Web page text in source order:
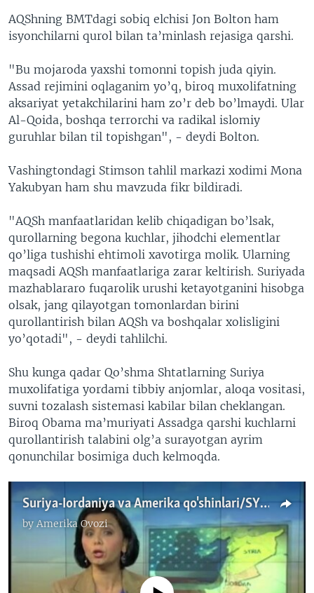
AQShning BMTdagi sobiq elchisi Jon Bolton ham
isyonchilarni qurol bilan ta’minlash rejasiga qarshi.
"Bu mojaroda yaxshi tomonni topish juda qiyin.
Assad rejimini oqlaganim yo’q, biroq muxolifatning
aksariyat yetakchilarini ham zo’r deb bo’lmaydi. Ular
Al-Qoida, boshqa terrorchi va radikal islomiy
guruhlar bilan til topishgan", - deydi Bolton.
Vashingtondagi Stimson tahlil markazi xodimi Mona
Yakubyan ham shu mavzuda fikr bildiradi.
"AQSh manfaatlaridan kelib chiqadigan bo’lsak,
qurollarning begona kuchlar, jihodchi elementlar
qo’liga tushishi ehtimoli xavotirga molik. Ularning
maqsadi AQSh manfaatlariga zarar keltirish. Suriyada
mazhablararo fuqarolik urushi ketayotganini hisobga
olsak, jang qilayotgan tomonlardan birini
qurollantirish bilan AQSh va boshqalar xolisligini
yo’qotadi", - deydi tahlilchi.
Shu kunga qadar Qo’shma Shtatlarning Suriya
muxolifatiga yordami tibbiy anjomlar, aloqa vositasi,
suvni tozalash sistemasi kabilar bilan cheklangan.
Biroq Obama ma’muriyati Assadga qarshi kuchlarni
qurollantirish talabini olg’a surayotgan ayrim
qonunchilar bosimiga duch kelmoqda.
Suriya-Iordaniya va Amerika qo'shinlari/SYRIA JORDAN US
by Amerika Ovozi
No media source currently available